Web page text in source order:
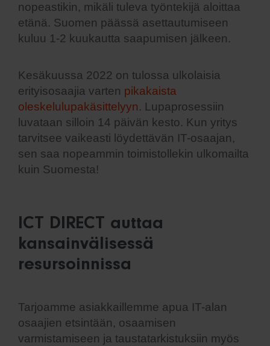
nopeastikin, mikäli tuleva työntekijä aloittaa
etänä. Suomen päässä asettautumiseen
kuluu 1-2 kuukautta saapumisen jälkeen.
Kesäkuussa 2022 on tulossa ulkolaisia
erityisosaajia varten pikakaista
oleskelulupakäsittelyyn. Lupaprosessiin
luvataan silloin 14 päivän kesto. Kun yritys
tarvitsee vaikeasti löydettävän IT-osaajan,
sen saa nopeammin toimistollekin ulkomailta
kuin Suomesta!
ICT DIRECT auttaa
kansainvälisessä
resursoinnissa
Tarjoamme asiakkaillemme apua IT-alan
osaajien etsintään, osaamisen
varmistamiseen ja taustatarkistuksiin myös